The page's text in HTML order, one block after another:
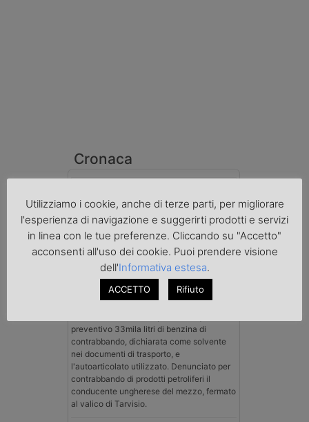
Cronaca
sequestrata a Padova
preventivo 33mila litri di benzina di
contrabbando, dichiarata come solvente
nei documenti di trasporto, e
l'autoarticolato utilizzato. Denunciato per
contrabbando di prodotti petroliferi il
conducente ungherese del mezzo, fermato
al valico di Tarvisio.
Utilizziamo i cookie, anche di terze parti, per migliorare
l'esperienza di navigazione e suggerirti prodotti e servizi
in linea con le tue preferenze. Cliccando su "Accetto"
acconsenti all'uso dei cookie. Puoi prendere visione
dell'Informativa estesa.
ACCETTO Rifiuto